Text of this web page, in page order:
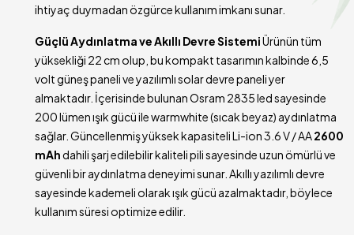
ihtiyaç duymadan özgürce kullanım imkanı sunar.
Güçlü Aydınlatma ve Akıllı Devre SistemiÜrünün tüm
yüksekliği 22 cm olup, bu kompakt tasarımın kalbinde 6,5
volt güneş paneli ve yazılımlı solar devre paneli yer
almaktadır. İçerisinde bulunan Osram 2835 led sayesinde
200 lümen ışık gücü ile warmwhite (sıcak beyaz) aydınlatma
sağlar. Güncellenmiş yüksek kapasiteli Li-ion 3.6 V / AA2600
mAhdahili şarj edilebilir kaliteli pili sayesinde uzun ömürlü ve
güvenli bir aydınlatma deneyimi sunar. Akıllı yazılımlı devre
sayesinde kademeli olarak ışık gücü azalmaktadır, böylece
kullanım süresi optimize edilir.